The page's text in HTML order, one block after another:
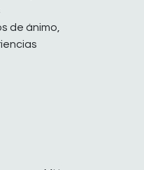
de ánimo,